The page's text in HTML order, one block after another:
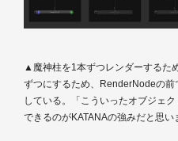
▲魔神柱を1本ずつレンダーするた
ずつにするため、RenderNodeの
している。「こういったオブジェ
できるのがKATANAの強みだと思い